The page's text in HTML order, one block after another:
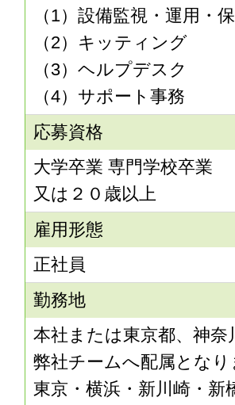
（1）設備監視・運用・
（2）キッティング
（3）ヘルプデスク
（4）サポート事務
応募資格
大学卒業 専門学校卒業
又は２０歳以上
雇用形態
正社員
勤務地
本社または東京都、神
弊社チームへ配属となり
東京・横浜・新川崎・新